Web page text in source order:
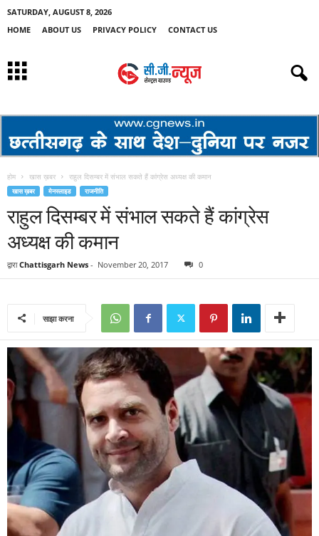
SATURDAY, AUGUST 8, 2026
HOME
ABOUT US PRIVACY POLICY CONTACT US
होम खास ख़बर राहुल दिसम्बर में संभाल सकते हैं कांग्रेस अध्यक्ष की कमान
खास ख़बर मेनस्लाइड राजनीति
राहुल दिसम्बर में संभाल सकते हैं कांग्रेस
अध्यक्ष की कमान
द्वारा Chattisgarh News - November 20, 2017 0
साझा करना